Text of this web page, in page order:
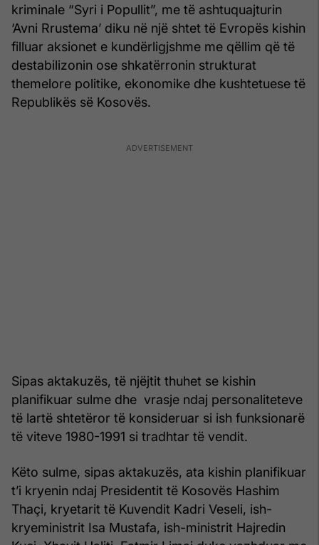
kriminale “Syri i Popullit”, me të ashtuquajturin
‘Avni Rrustema’ diku në një shtet të Evropës kishin
filluar aksionet e kundërligjshme me qëllim që të
destabilizonin ose shkatërronin strukturat
themelore politike, ekonomike dhe kushtetuese të
Republikës së Kosovës.
Sipas aktakuzës, të njëjtit thuhet se kishin
planifikuar sulme dhe vrasje ndaj personaliteteve
të lartë shtetëror të konsideruar si ish funksionarë
të viteve 1980-1991 si tradhtar të vendit.
Këto sulme, sipas aktakuzës, ata kishin planifikuar
t’i kryenin ndaj Presidentit të Kosovës Hashim
Thaçi, kryetarit të Kuvendit Kadri Veseli, ish-
kryeministrit Isa Mustafa, ish-ministrit Hajredin